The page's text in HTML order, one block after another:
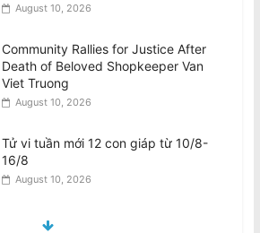
Death of Beloved Shopkeeper Van
Viet Truong
August 10, 2026
16/8
August 10, 2026
10/8-16/8